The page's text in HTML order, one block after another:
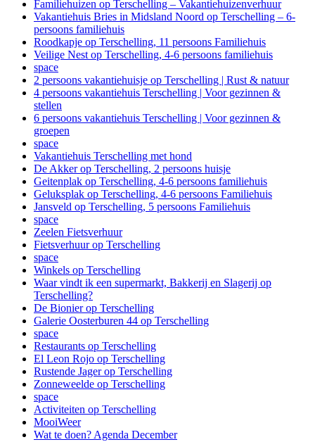
Familiehuizen op Terschelling – Vakantiehuizenverhuur
Vakantiehuis Bries in Midsland Noord op Terschelling – 6-
persoons familiehuis
Roodkapje op Terschelling, 11 persoons Familiehuis
Veilige Nest op Terschelling, 4-6 persoons familiehuis
space
2 persoons vakantiehuisje op Terschelling | Rust & natuur
4 persoons vakantiehuis Terschelling | Voor gezinnen &
stellen
6 persoons vakantiehuis Terschelling | Voor gezinnen &
groepen
space
Vakantiehuis Terschelling met hond
De Akker op Terschelling, 2 persoons huisje
Geitenplak op Terschelling, 4-6 persoons familiehuis
Geluksplak op Terschelling, 4-6 persoons Familiehuis
Jansveld op Terschelling, 5 persoons Familiehuis
space
Zeelen Fietsverhuur
Fietsverhuur op Terschelling
space
Winkels op Terschelling
Waar vindt ik een supermarkt, Bakkerij en Slagerij op
Terschelling?
De Bionier op Terschelling
Galerie Oosterburen 44 op Terschelling
space
Restaurants op Terschelling
El Leon Rojo op Terschelling
Rustende Jager op Terschelling
Zonneweelde op Terschelling
space
Activiteiten op Terschelling
MooiWeer
Wat te doen? Agenda December